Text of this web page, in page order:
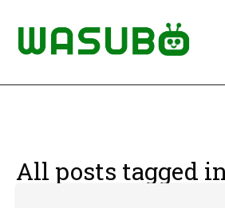
All posts tagged